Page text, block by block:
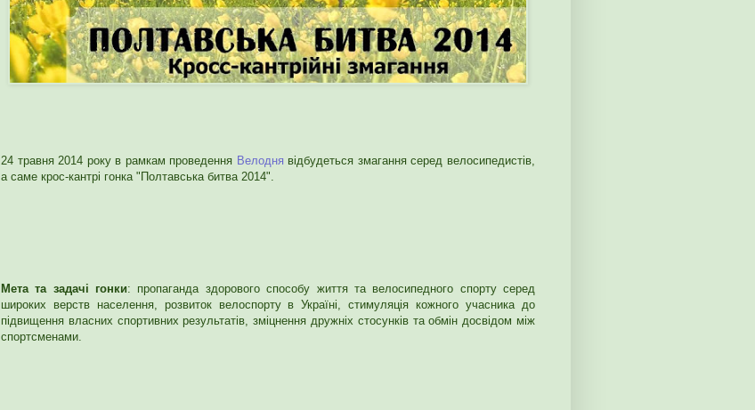
24 травня 2014 року в рамкам проведення Велодня відбудеться змагання серед велосипедистів,
а саме крос-кантрі гонка "Полтавська битва 2014".
Мета та задачі гонки: пропаганда здорового способу життя та велосипедного спорту серед
широких верств населення, розвиток велоспорту в Україні, стимуляція кожного учасника до
підвищення власних спортивних результатів, зміцнення дружніх стосунків та обмін досвідом між
спортсменами.